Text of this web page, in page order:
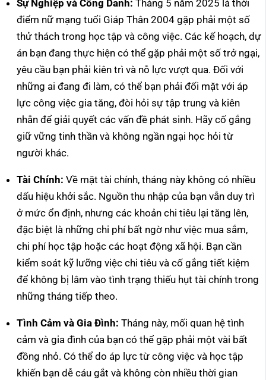
Sự Nghiệp và Công Danh: Tháng 5 năm 2025 là thời
điểm nữ mạng tuổi Giáp Thân 2004 gặp phải một số
thử thách trong học tập và công việc. Các kế hoạch, dự
án bạn đang thực hiện có thể gặp phải một số trở ngại,
yêu cầu bạn phải kiên trì và nỗ lực vượt qua. Đối với
những ai đang đi làm, có thể bạn phải đối mặt với áp
lực công việc gia tăng, đòi hỏi sự tập trung và kiên
nhẫn để giải quyết các vấn đề phát sinh. Hãy cố gắng
giữ vững tinh thần và không ngần ngại học hỏi từ
người khác.
Tài Chính: Về mặt tài chính, tháng này không có nhiều
dấu hiệu khởi sắc. Nguồn thu nhập của bạn vẫn duy trì
ở mức ổn định, nhưng các khoản chi tiêu lại tăng lên,
đặc biệt là những chi phí bất ngờ như việc mua sắm,
chi phí học tập hoặc các hoạt động xã hội. Bạn cần
kiểm soát kỹ lưỡng việc chi tiêu và cố gắng tiết kiệm
để không bị lâm vào tình trạng thiếu hụt tài chính trong
những tháng tiếp theo.
Tình Cảm và Gia Đình: Tháng này, mối quan hệ tình
cảm và gia đình của bạn có thể gặp phải một vài bất
đồng nhỏ. Có thể do áp lực từ công việc và học tập
khiến bạn dễ cáu gắt và không còn nhiều thời gian